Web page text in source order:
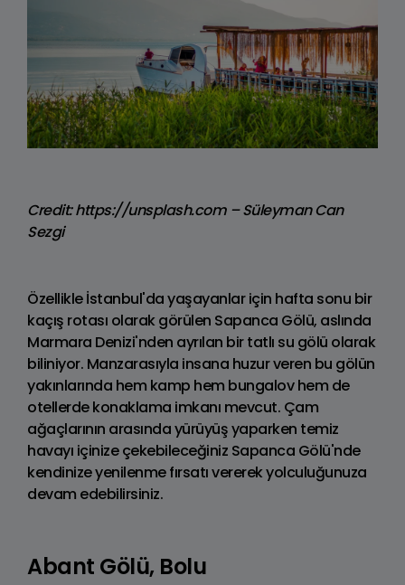
Credit: https://unsplash.com – Süleyman Can
Sezgi
Özellikle İstanbul'da yaşayanlar için hafta sonu bir
kaçış rotası olarak görülen Sapanca Gölü, aslında
Marmara Denizi'nden ayrılan bir tatlı su gölü olarak
biliniyor. Manzarasıyla insana huzur veren bu gölün
yakınlarında hem kamp hem bungalov hem de
otellerde konaklama imkanı mevcut. Çam
ağaçlarının arasında yürüyüş yaparken temiz
havayı içinize çekebileceğiniz Sapanca Gölü'nde
kendinize yenilenme fırsatı vererek yolculuğunuza
devam edebilirsiniz.
Abant Gölü, Bolu